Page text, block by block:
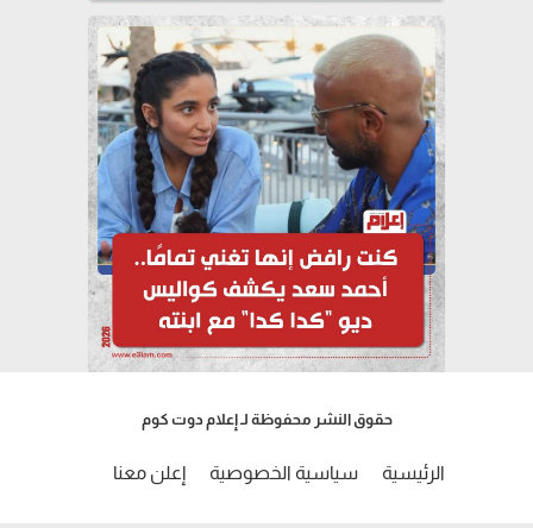
حقوق النشر محفوظة لـ إعلام دوت كوم
الرئيسية سياسية الخصوصية إعلن معنا